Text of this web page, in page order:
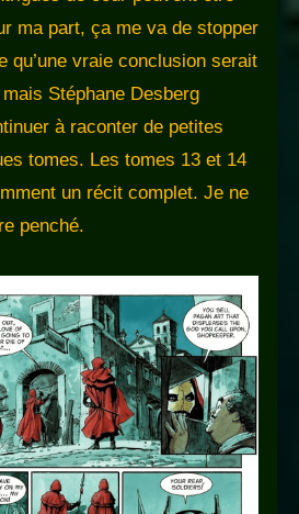
ma part, ça me va de stopper
qu’une vraie conclusion serait
Stéphane Desberg
à raconter de petites
tomes. Les tomes 13 et 14
un récit complet. Je ne
penché.